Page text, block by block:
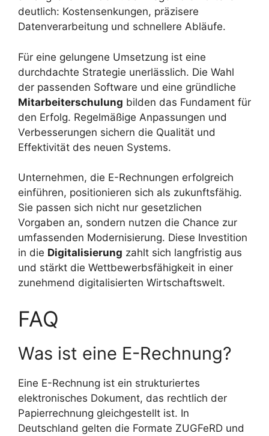
deutlich: Kostensenkungen, präzisere
Datenverarbeitung und schnellere Abläufe.
Für eine gelungene Umsetzung ist eine
durchdachte Strategie unerlässlich. Die Wahl
der passenden Software und eine gründliche
Mitarbeiterschulung bilden das Fundament für
den Erfolg. Regelmäßige Anpassungen und
Verbesserungen sichern die Qualität und
Effektivität des neuen Systems.
Unternehmen, die E-Rechnungen erfolgreich
einführen, positionieren sich als zukunftsfähig.
Sie passen sich nicht nur gesetzlichen
Vorgaben an, sondern nutzen die Chance zur
umfassenden Modernisierung. Diese Investition
in die Digitalisierung zahlt sich langfristig aus
und stärkt die Wettbewerbsfähigkeit in einer
zunehmend digitalisierten Wirtschaftswelt.
FAQ
Was ist eine E-Rechnung?
Eine E-Rechnung ist ein strukturiertes
elektronisches Dokument, das rechtlich der
Papierrechnung gleichgestellt ist. In
Deutschland gelten die Formate ZUGFeRD und